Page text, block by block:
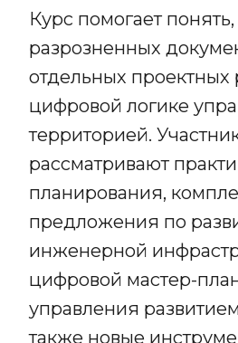
Курс помогает
разрозненных
отдельных
цифровой логике
территорией.
рассматривают
планирования,
предложения по
инженерной
цифровой мастер-
управления
также новые